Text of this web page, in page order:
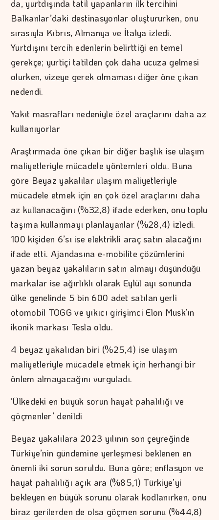
da, yurtdışında tatil yapanların ilk tercihini
Balkanlar’daki destinasyonlar oluştururken, onu
sırasıyla Kıbrıs, Almanya ve İtalya izledi.
Yurtdışını tercih edenlerin belirttiği en temel
gerekçe; yurtiçi tatilden çok daha ucuza gelmesi
olurken, vizeye gerek olmaması diğer öne çıkan
nedendi.
Yakıt masrafları nedeniyle özel araçlarını daha az
kullanıyorlar
Araştırmada öne çıkan bir diğer başlık ise ulaşım
maliyetleriyle mücadele yöntemleri oldu. Buna
göre Beyaz yakalılar ulaşım maliyetleriyle
mücadele etmek için en çok özel araçlarını daha
az kullanacağını (%32,8) ifade ederken, onu toplu
taşıma kullanmayı planlayanlar (%28,4) izledi.
100 kişiden 6’sı ise elektrikli araç satın alacağını
ifade etti. Ajandasına e-mobilite çözümlerini
yazan beyaz yakalıların satın almayı düşündüğü
markalar ise ağırlıklı olarak Eylül ayı sonunda
ülke genelinde 5 bin 600 adet satılan yerli
otomobil TOGG ve yıkıcı girişimci Elon Musk’ın
ikonik markası Tesla oldu.
4 beyaz yakalıdan biri (%25,4) ise ulaşım
maliyetleriyle mücadele etmek için herhangi bir
önlem almayacağını vurguladı.
‘Ülkedeki en büyük sorun hayat pahalılığı ve
göçmenler’ denildi
Beyaz yakalılara 2023 yılının son çeyreğinde
Türkiye’nin gündemine yerleşmesi beklenen en
önemli iki sorun soruldu. Buna göre; enflasyon ve
hayat pahalılığı açık ara (%85,1) Türkiye’yi
bekleyen en büyük sorunu olarak kodlanırken, onu
biraz gerilerden de olsa göçmen sorunu (%44,8)